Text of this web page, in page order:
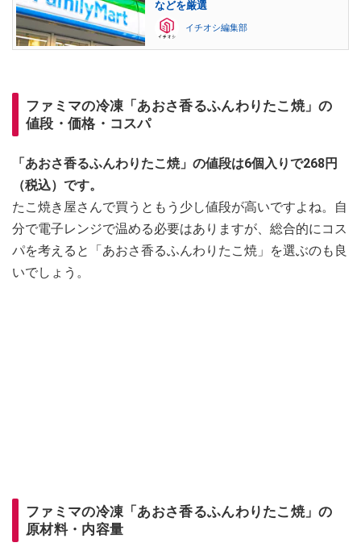
などを厳選
イチオシ編集部
ファミマの冷凍「あおさ香るふんわりたこ焼」の
値段・価格・コスパ
「あおさ香るふんわりたこ焼」の値段は6個入りで268円
（税込）です。
たこ焼き屋さんで買うともう少し値段が高いですよね。自
分で電子レンジで温める必要はありますが、総合的にコス
パを考えると「あおさ香るふんわりたこ焼」を選ぶのも良
いでしょう。
ファミマの冷凍「あおさ香るふんわりたこ焼」の
原材料・内容量